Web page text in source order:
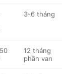
3-6 tháng
12 tháng
phần van